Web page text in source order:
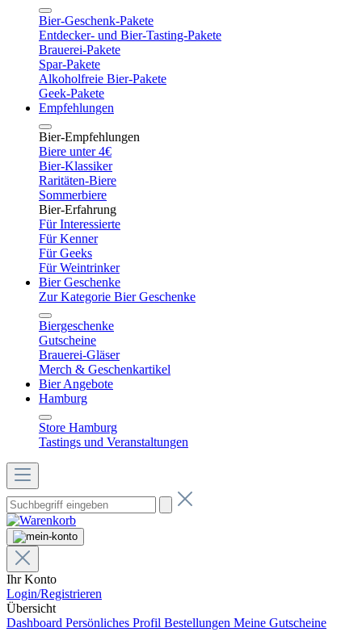
Bier-Geschenk-Pakete
Entdecker- und Bier-Tasting-Pakete
Brauerei-Pakete
Spar-Pakete
Alkoholfreie Bier-Pakete
Geek-Pakete
Empfehlungen
Bier-Empfehlungen
Biere unter 4€
Bier-Klassiker
Raritäten-Biere
Sommerbiere
Bier-Erfahrung
Für Interessierte
Für Kenner
Für Geeks
Für Weintrinker
Bier Geschenke
Zur Kategorie Bier Geschenke
Biergeschenke
Gutscheine
Brauerei-Gläser
Merch & Geschenkartikel
Bier Angebote
Hamburg
Store Hamburg
Tastings und Veranstaltungen
Ihr Konto
Login/Registrieren
Übersicht
Dashboard Persönliches Profil Bestellungen Meine Gutscheine